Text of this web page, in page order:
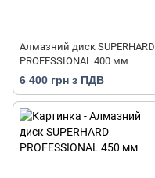
Алмазний диск SUPERHARD
PROFESSIONAL 400 мм
6 400 грн з ПДВ